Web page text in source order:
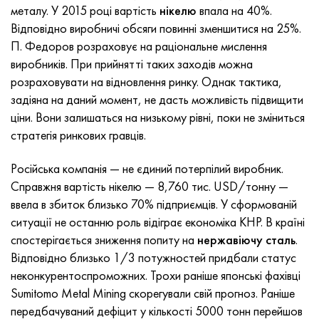
металу. У 2015 році вартість нікелю впала на 40%.
Відповідно виробничі обсяги повинні зменшитися на 25%.
П. Федоров розраховує на раціональне мислення
виробників. При прийнятті таких заходів можна
розраховувати на відновлення ринку. Однак тактика,
задіяна на даний момент, не дасть можливість підвищити
ціни. Вони залишаться на низькому рівні, поки не зміниться
стратегія ринкових гравців.
Російська компанія — не єдиний потерпілий виробник.
Справжня вартість нікелю — 8,760 тис. USD/тонну —
ввела в збиток близько 70% підприємців. У сформованій
ситуації не останню роль відіграє економіка КНР. В країні
спостерігається зниження попиту на нержавіючу сталь.
Відповідно близько 1/3 потужностей придбали статус
неконкурентоспроможних. Трохи раніше японські фахівці
Sumitomo Metal Mining скорегували свій прогноз. Раніше
передбачуваний дефіцит у кількості 5000 тонн перейшов
Incotherm
Incotest
Jethete M152
Кобальт 6B
maraging 250
Рене 41
Maraging 300
Maraging 350
MP35N
Стрічка, коло, дріт 47НД
Стрічка, коло, дріт 47НХР
Стрічка 49КФ
Стрічка, коло, дріт 49К2Ф, 49К2ФА-ВІ
труба 50Н
Стрічка, коло, дріт 50НП
Стрічка, коло, дріт 50НХС
Стрічка, коло, дріт 52Н
52К12Ф
Лист, круг, дріт ХН62ВМЮТ
Лист, круг, дріт ХН62МВКЮ
Лист, круг, дріт ХН63МБ
труба ХН65ВМ
ХН65ВМТЮ
Лист, круг, дріт ХН67МВТЮ
Лист, круг, дріт ХН68ВКТЮ
Труба, круг, сплав ХН68ВМТЮК-вд
ХН70ВМТЮ
ПТ-1М сплав, труба
ПТ-3В
ПТ-7М
2B
СПТ-2 св
АТ3
3М
ТЛ3
1.4466 - aisi 310MoLn
сплав Al6xn
15-7Ph® - 1.4532
PH 13-8 Mo - 1.4534
1.4542 - 17-4Ph®
Сustom 455® - 1.4543 - uns s45500
1.4545 - 15-5Ph®
1.4548 - 17-4Ph®
1.4550 - aisi 347
10Х17Н13М3Т
Сплав 10Х18Н18Ю4Д
11Х11Н2В2МФ
12Х18Н9Т
13Х11Н2В2МФ
15х11мф
15х12внмф
15Х12Н2МВФАБ
15Х16К5Н2МВФАБ
2.0872, CuNi10Fe1Mn, Cw352h
Кремнисто алюмінієва бронза
CW301G, C64200
Кремниста бронза
C65500, CuAl11Fe3
C65620, CuSi3Fe2Zn3
C65100, CuSi1.5
Оловяно-свинцева бронза
c92200, CuSn6Zn4Pb2
Червона латунь
C84400, CuSn2ZnPb
C83600, CuSn5ZnPb
45Г2, 45g2, aisi +1144
Легована конструкційна сталь
10g2, 10Г2, aisi 1 513
12Х2Н4А,15NiCr13, 1.5752
АС14, 11SMnPb30
20Г, 20mn5
20ХН3А, aisi 4320, 20hn3a
20ХМ, 24CrMo5, 20hm
25ХГМ, 20CrMo5, 1.7264
Р6М5, 1.3343, hs6-5-2, sw7m
Р6М5К5, 1.3243, hs6-5-2-5
Р6М5Ф3, 1.3344, hs6-5-3
Р9М4К8,1.3207
Р12Ф3, 1.3318, sw12
Р18, 1.3355, hs18-0-1, sw18
Вуглецева сталь
У10,1.1645, C105W1
11G12, 110Г13Л, X120Mn12